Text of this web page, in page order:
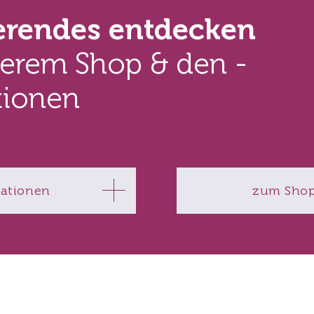
entdecken
Shop & den
zum